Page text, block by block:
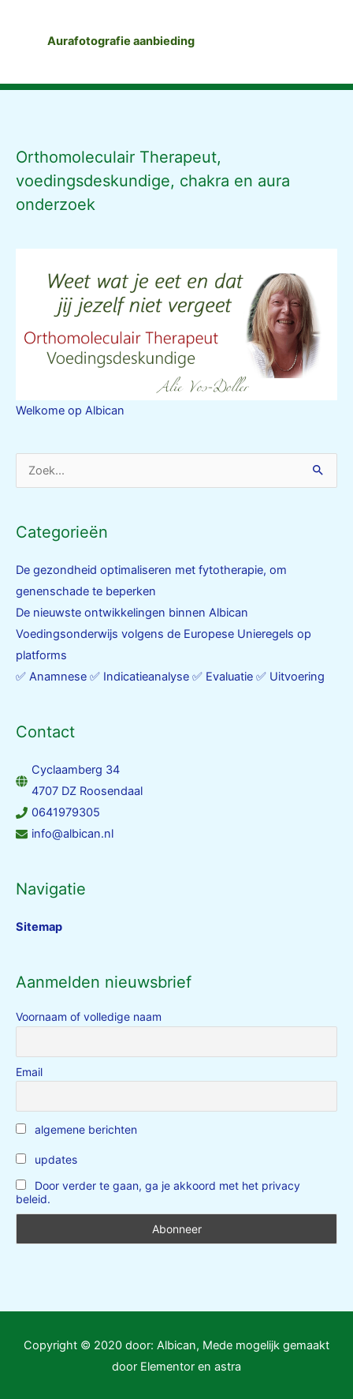
Aurafotografie aanbieding
Orthomoleculair Therapeut,
voedingsdeskundige, chakra en aura
onderzoek
Welkome op Albican
Zoek
Categorieën
De gezondheid optimaliseren met fytotherapie, om
genenschade te beperken
De nieuwste ontwikkelingen binnen Albican
Voedingsonderwijs volgens de Europese Unieregels op
platforms
✅ Anamnese ✅ Indicatieanalyse ✅ Evaluatie ✅ Uitvoering
Contact
Cyclaamberg 34
4707 DZ Roosendaal
0641979305
info@albican.nl
Navigatie
Sitemap
Aanmelden nieuwsbrief
Voornaam of volledige naam
Email
algemene berichten
updates
Door verder te gaan, ga je akkoord met het privacy
beleid.
Copyright © 2020 door: Albican, Mede mogelijk gemaakt
door Elementor en astra